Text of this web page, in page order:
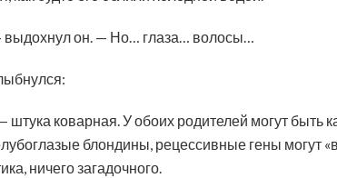
он. — Но… глаза… волосы…
коварная. У обоих родителей могут быть
блондины, рецессивные гены могут
ничего загадочного.